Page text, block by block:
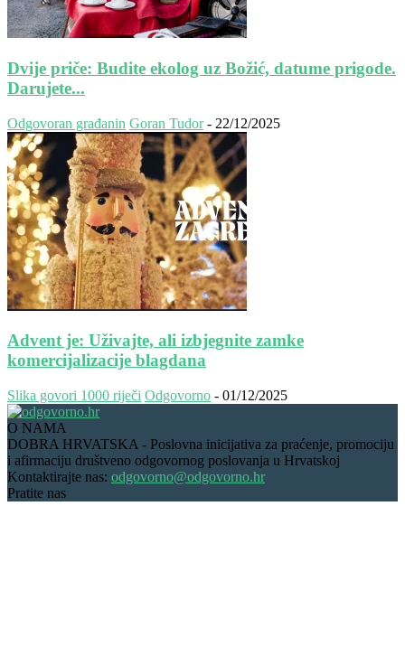
Dvije priče: Budite ekolog uz Božić, datume prigode.
Darujete...
Odgovoran građanin Goran Tudor - 22/12/2025
Advent je: Uživajte, ali izbjegnite zamke
komercijalizacije blagdana
Slika govori 1000 riječi Odgovorno - 01/12/2025
O NAMA
DOBRA HRVATSKA - Poslovna inicijativa za praćenje, promociju
i afirmaciju društveno odgovornog poslovanja u Hrvatskoj
Kontaktirajte nas: odgovorno@odgovorno.hr
Pratite nas